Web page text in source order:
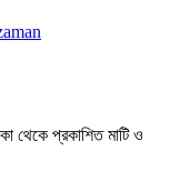
থেকে প্রকাশিত মাটি ও